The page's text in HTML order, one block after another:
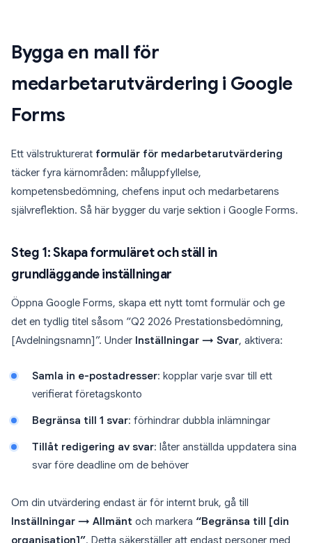
Bygga en mall för
medarbetarutvärdering i Google
Forms
Ett välstrukturerat formulär för medarbetarutvärdering
täcker fyra kärnområden: måluppfyllelse,
kompetensbedömning, chefens input och medarbetarens
självreflektion. Så här bygger du varje sektion i Google Forms.
Steg 1: Skapa formuläret och ställ in
grundläggande inställningar
Öppna Google Forms, skapa ett nytt tomt formulär och ge
det en tydlig titel såsom “Q2 2026 Prestationsbedömning,
[Avdelningsnamn]”. Under Inställningar → Svar, aktivera:
Samla in e-postadresser: kopplar varje svar till ett
verifierat företagskonto
Begränsa till 1 svar: förhindrar dubbla inlämningar
Tillåt redigering av svar: låter anställda uppdatera sina
svar före deadline om de behöver
Om din utvärdering endast är för internt bruk, gå till
Inställningar → Allmänt och markera “Begränsa till [din
organisation]”. Detta säkerställer att endast personer med